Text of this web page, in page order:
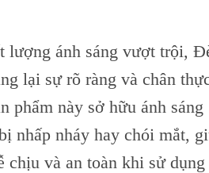
lượng ánh sáng vượt trội,
lại sự rõ ràng và chân
phẩm này sở hữu ánh sáng
nhấp nháy hay chói mắt,
chịu và an toàn khi sử dụng